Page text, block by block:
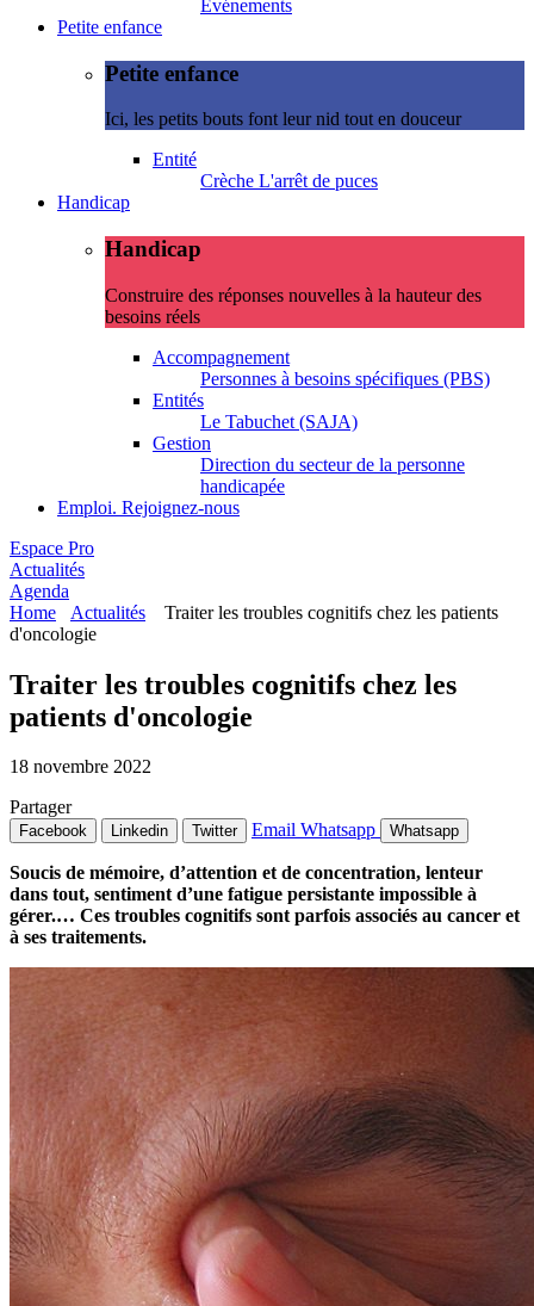
Evénements
Petite enfance
Petite enfance
Ici, les petits bouts font leur nid tout en douceur
Entité
Crèche L'arrêt de puces
Handicap
Handicap
Construire des réponses nouvelles à la hauteur des
besoins réels
Accompagnement
Personnes à besoins spécifiques (PBS)
Entités
Le Tabuchet (SAJA)
Gestion
Direction du secteur de la personne
handicapée
Emploi. Rejoignez-nous
Espace Pro
Actualités
Agenda
Home
Actualités
Traiter les troubles cognitifs chez les patients
d'oncologie
Traiter les troubles cognitifs chez les
patients d'oncologie
18 novembre 2022
Partager
Facebook Linkedin Twitter Email Whatsapp Whatsapp
Soucis de mémoire, d’attention et de concentration, lenteur
dans tout, sentiment d’une fatigue persistante impossible à
gérer.… Ces troubles cognitifs sont parfois associés au cancer et
à ses traitements.